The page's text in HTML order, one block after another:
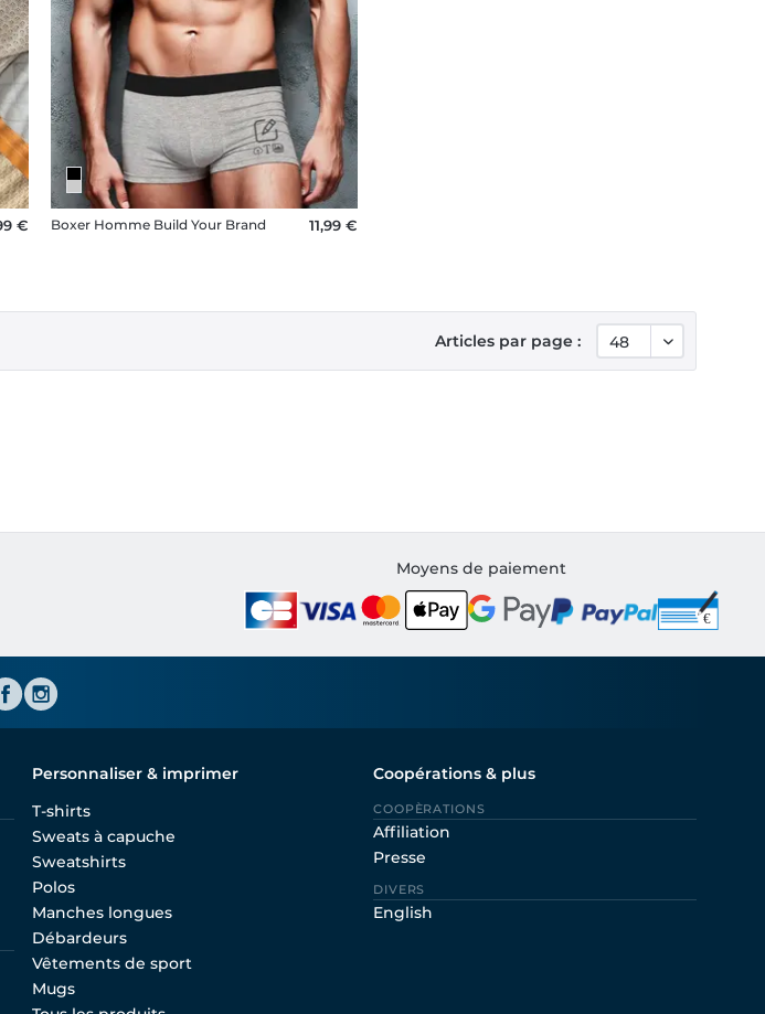
€ Boxer Homme Build Your Brand 11,99 €
Articles par page :
Moyens de paiement
Personnaliser & imprimer
T-shirts
Sweats à capuche
Sweatshirts
Polos
Manches longues
Débardeurs
Vêtements de sport
Mugs
Coopérations & plus
COOPÈRATIONS
Affiliation
Presse
DIVERS
English